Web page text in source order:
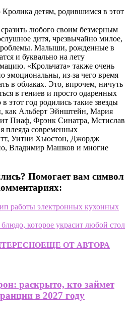
детям, родившимся в этот
любого своим безмерным
дитя, чрезвычайно милое,
Малыши, рожденные в
и буквально на лету
«Крольчата» также очень
эмоциональны, из-за чего время
в облаках. Это, впрочем, ничуть
в гениев и просто одаренных
этот год родились такие звезды
как Альберт Эйнштейн, Мария
Пиаф, Фрэнк Синатра, Мстислав
плеяда современных
Уитни Хьюстон, Джордж
Владимир Машков и многие
Помогает вам символ
работы электронных кухонных
которое украсит любой стол
ЕЩЕ ОТ АВТОРА
раскрыто, кто займет
в 2027 году